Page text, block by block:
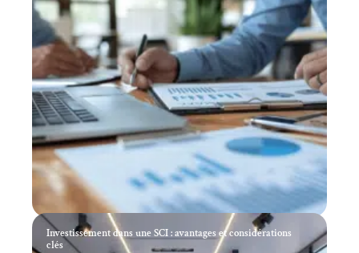
Investissement dans une SCI : avantages et considérations
clés